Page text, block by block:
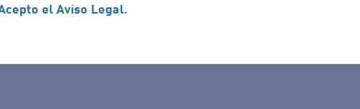
el Aviso Legal.